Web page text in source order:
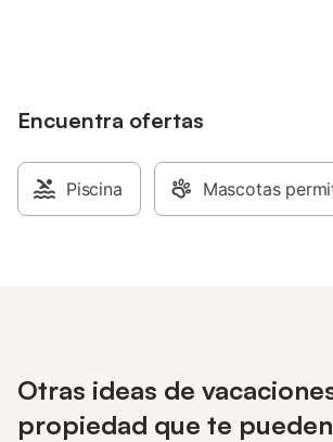
Encuentra ofertas
Piscina Mascotas
Otras ideas de
propiedad que te